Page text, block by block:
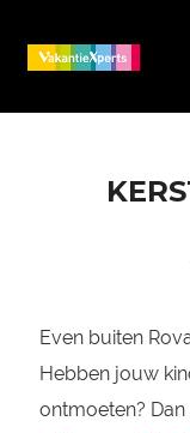
Even buiten
Hebben jouw
ontmoeten?